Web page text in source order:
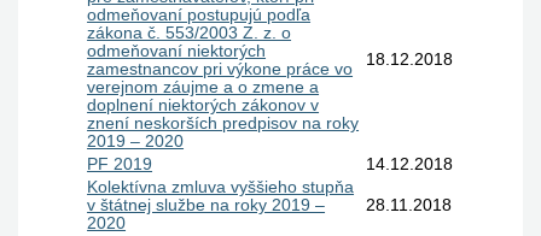
odmeňovaní postupujú podľa
zákona č. 553/2003 Z. z. o
odmeňovaní niektorých
zamestnancov pri výkone práce vo
verejnom záujme a o zmene a
doplnení niektorých zákonov v
znení neskorších predpisov na roky
2019 – 2020
18.12.2018
PF 2019
14.12.2018
Kolektívna zmluva vyššieho stupňa
v štátnej službe na roky 2019 –
2020
28.11.2018